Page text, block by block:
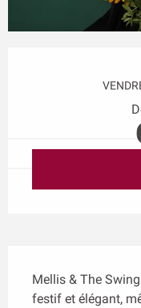
Mellis & The
festif et élégant,